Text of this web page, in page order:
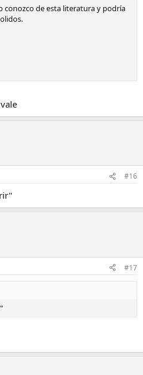
conozco de esta literatura y podría
#16
#17